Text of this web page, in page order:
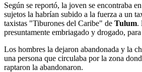
Según se reportó, la joven se encontraba
sujetos la habrían subido a la fuerza a un
taxistas "Tiburones del Caribe" de Tulum.
presuntamente embriagado y drogado,
Los hombres la dejaron abandonada y la
una persona que circulaba por la zona
raptaron la abandonaron.